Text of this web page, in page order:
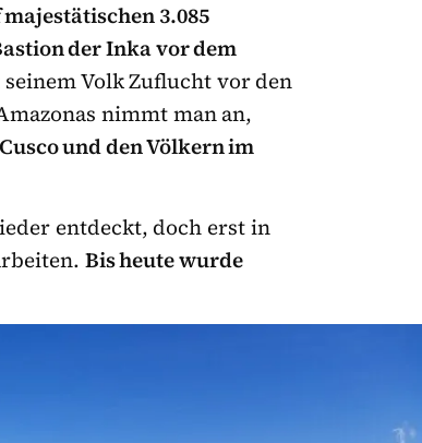
3.085
der Inka vor dem
Volk Zuflucht vor den
nimmt man an,
und den Völkern im
entdeckt, doch erst in
Bis heute wurde